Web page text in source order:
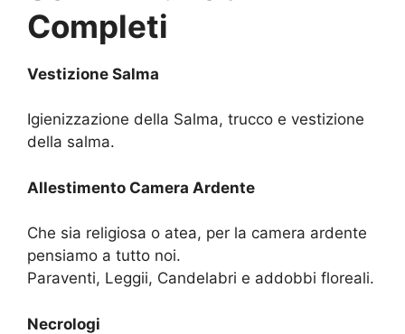
Completi
Vestizione Salma
Igienizzazione della Salma, trucco e vestizione
della salma.
Allestimento Camera Ardente
Che sia religiosa o atea, per la camera ardente
pensiamo a tutto noi.
Paraventi, Leggii, Candelabri e addobbi floreali.
Necrologi